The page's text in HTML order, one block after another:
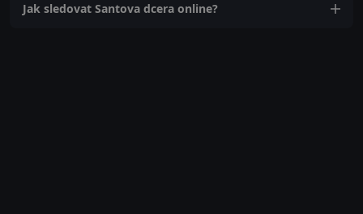
Jak sledovat Santova dcera online?